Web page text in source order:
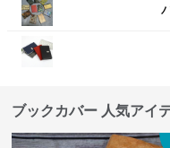
ブックカバー 人気アイ